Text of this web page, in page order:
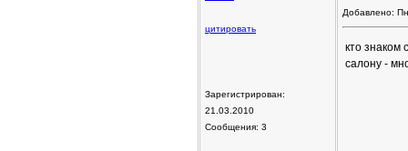
цитировать
Зарегистрирован:
21.03.2010
Сообщения: 3
Добавлено:
кто знаком
салону -